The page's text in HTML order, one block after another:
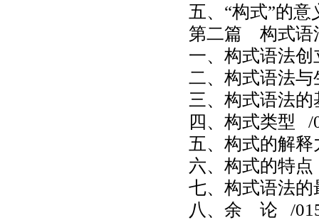
五、“构式”的意
第二篇 构式语
一、构式语法
二、构式语法与
三、构式语法的
四、构式类型 /
五、构式的解释
六、构式的特点
七、构式语法的
八、余 论 /